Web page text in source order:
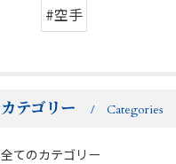
#空手
カテゴリー Categories
全てのカテゴリー